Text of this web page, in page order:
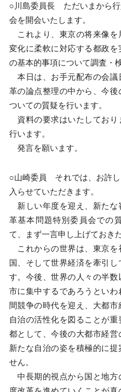
○川島委員長 ただいまから行
会を開会いたします。
これより、東京の将来像を
変化に柔軟に対応する都政
の基本的事項について調査・
本日は、お手元配布の会議
革の論点整理の中から、今
ついての質疑を行います。
資料の要求はいたしており
行います。
発言を願います。
○山崎委員 それでは、お許し
入らせていただきます。
新しい年度を迎え、新たな
革基本問題特別委員会での
て、まず一言申し上げておき
これからの世界は、東京を
国、そして世界経済を牽引
す。今後、世界の人々の半
市に集中するであろうとい
間競争の時代を迎え、大都
自治の活性化を図ることが重
都として、今後の大都市経
新たな自治の姿を積極的に提
せん。
中長期的視点から国と地方